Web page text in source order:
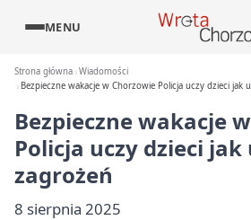
MENU
Strona główna Wiadomości
Bezpieczne wakacje w Chorzowie Policja uczy dzieci jak
Bezpieczne wakacje
Policja uczy dzieci
zagrożeń
8 sierpnia 2025